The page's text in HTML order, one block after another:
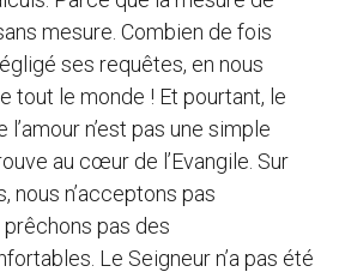
mesure. Combien de fois
ses requêtes, en nous
tout le monde ! Et pourtant, le
n’est pas une simple
au cœur de l’Evangile. Sur
nous n’acceptons pas
prêchons pas des
Le Seigneur n’a pas été